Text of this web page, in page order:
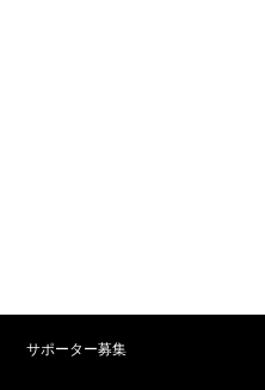
サポーター募集